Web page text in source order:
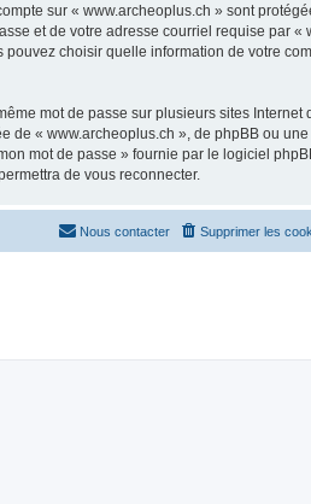
sur « www.archeoplus.ch » sont
et de votre adresse courriel requise par «
choisir quelle information de votre
mot de passe sur plusieurs sites Internet
« www.archeoplus.ch », de phpBB ou
mot de passe » fournie par le logiciel
de vous reconnecter.
Supprimer les
Nous contacter